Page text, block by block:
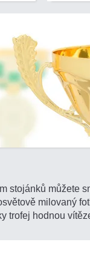
stojánků můžete
milovaný
trofej hodnou